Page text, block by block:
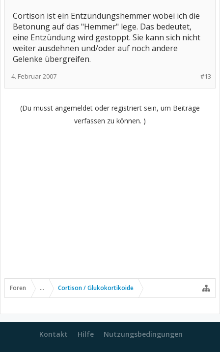
Cortison ist ein Entzündungshemmer wobei ich die
Betonung auf das "Hemmer" lege. Das bedeutet,
eine Entzündung wird gestoppt. Sie kann sich nicht
weiter ausdehnen und/oder auf noch andere
Gelenke übergreifen.
#13
4. Februar 2007
(Du musst angemeldet oder registriert sein, um Beiträge
verfassen zu können. )
Foren ... Cortison / Glukokortikoide
Kontakt Hilfe Nutzungsbedingungen